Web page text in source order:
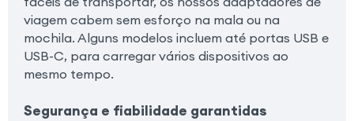
viagem cabem sem esforço na mala ou na
mochila. Alguns modelos incluem até portas USB e
USB-C, para carregar vários dispositivos ao
mesmo tempo.
Segurança e fiabilidade garantidas